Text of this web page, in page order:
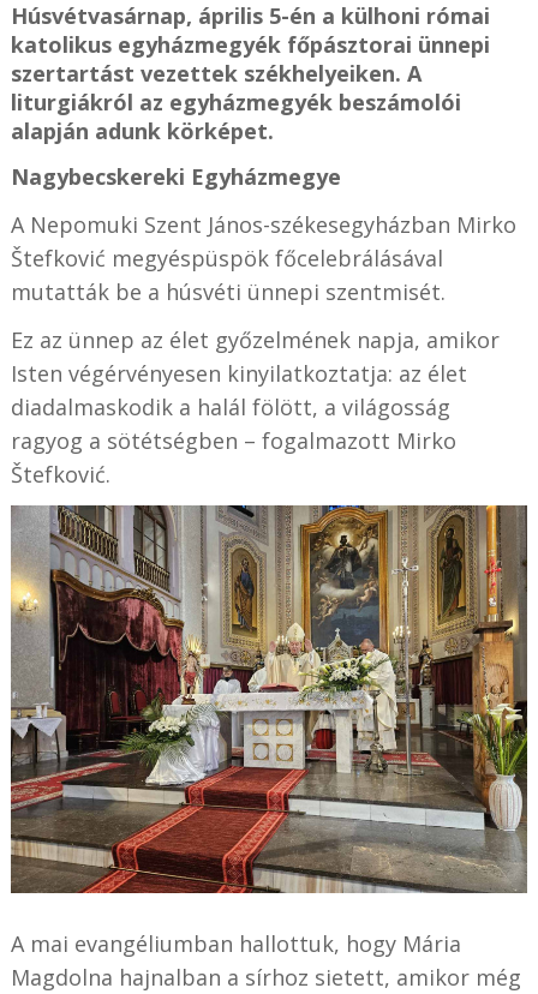
Húsvétvasárnap, április 5-én a külhoni római
katolikus egyházmegyék főpásztorai ünnepi
szertartást vezettek székhelyeiken. A
liturgiákról az egyházmegyék beszámolói
alapján adunk körképet.
Nagybecskereki Egyházmegye
A Nepomuki Szent János-székesegyházban Mirko
Štefković megyéspüspök főcelebrálásával
mutatták be a húsvéti ünnepi szentmisét.
Ez az ünnep az élet győzelmének napja, amikor
Isten végérvényesen kinyilatkoztatja: az élet
diadalmaskodik a halál fölött, a világosság
ragyog a sötétségben – fogalmazott Mirko
Štefković.
A mai evangéliumban hallottuk, hogy Mária
Magdolna hajnalban a sírhoz sietett, amikor még